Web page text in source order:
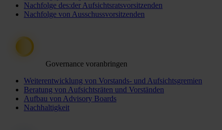
Nachfolge des:der Aufsichtsratsvorsitzenden
Nachfolge von Ausschussvorsitzenden
Governance voranbringen
Weiterentwicklung von Vorstands- und Aufsichtsgremien
Beratung von Aufsichtsräten und Vorständen
Aufbau von Advisory Boards
Nachhaltigkeit